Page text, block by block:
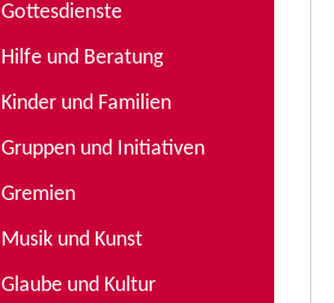
Gottesdienste
Hilfe und Beratung
Kinder und Familien
Gruppen und Initiativen
Gremien
Musik und Kunst
Glaube und Kultur